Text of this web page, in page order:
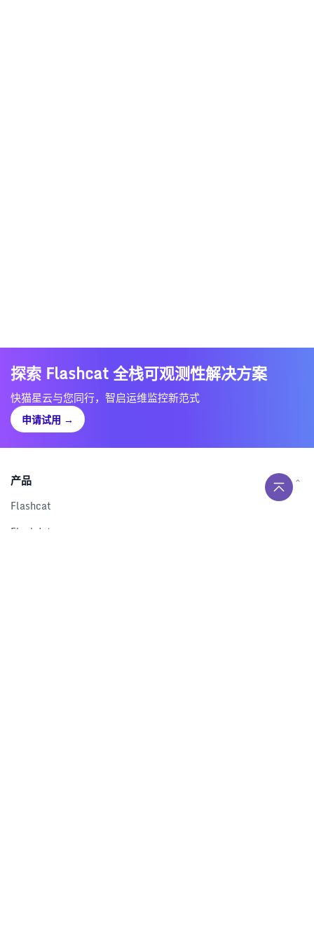
探索 Flashcat 全栈可观测性解决方案
快猫星云与您同行，智启运维监控新范式
申请试用 →
产品
Flashcat
Flashduty